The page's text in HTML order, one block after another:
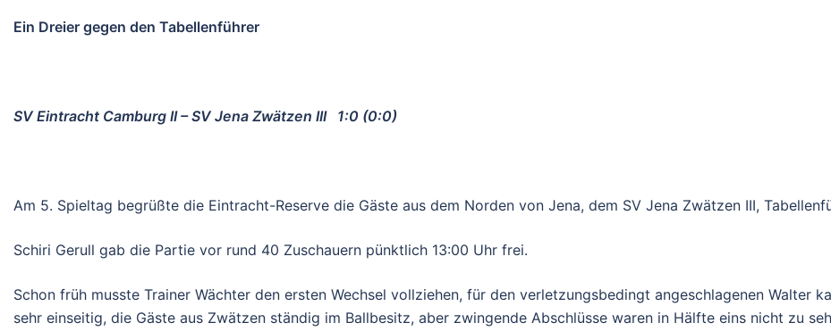
Ein Dreier gegen den Tabellenführer
SV Eintracht Camburg II – SV Jena Zwätzen III 1:0 (0:0)
Am 5. Spieltag begrüßte die Eintracht-Reserve die Gäste aus dem Norden von Jena, dem SV Jena Zwätzen III,
Schiri Gerull gab die Partie vor rund 40 Zuschauern pünktlich 13:00 Uhr frei.
Schon früh musste Trainer Wächter den ersten Wechsel vollziehen, für den verletzungsbedingt angeschlagenen Walter
sehr einseitig, die Gäste aus Zwätzen ständig im Ballbesitz, aber zwingende Abschlüsse waren in Hälfte eins nicht zu